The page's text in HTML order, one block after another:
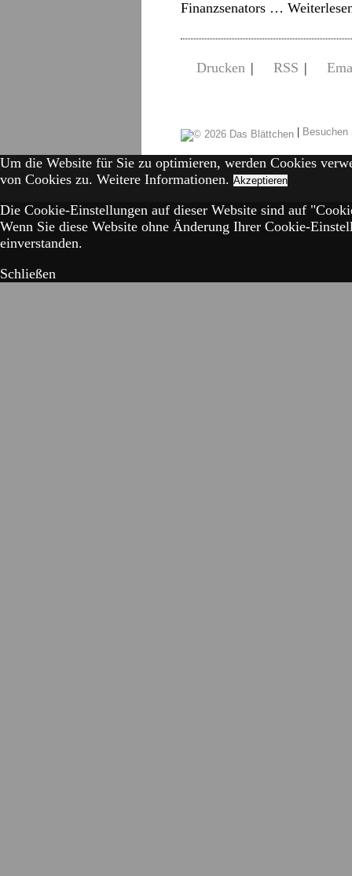
Finanzsenators …
Drucken | RSS |
|
Um die Website für Sie zu optimieren, werden Cookies
von Cookies zu. Weitere Informationen. Akzeptieren
Die Cookie-Einstellungen auf dieser Website sind auf
Wenn Sie diese Website ohne Änderung Ihrer Cookie-
einverstanden.
Schließen